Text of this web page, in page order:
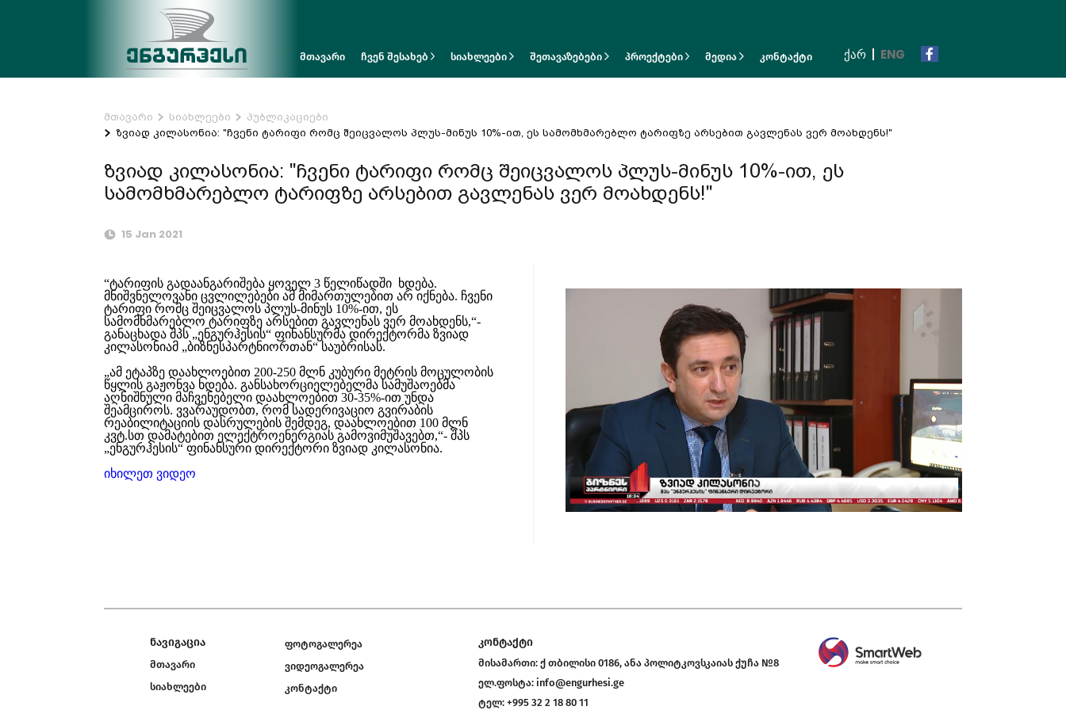
მთავარი ჩვენ შესახებ სიახლეები შეთავაზებები პროექტები მედია კონტაქტი ᲥᲐᲠ ENG
მთავარი სიახლეები
პუბლიკაციები
ზვიად კილასონია: "ჩვენი ტარიფი რომც შეიცვალოს პლუს-მინუს 10%-ით, ეს სამომხმარებლო ტარიფზე არსებით გავლენას ვერ მოახდენს!"
ზვიად კილასონია: "ჩვენი ტარიფი რომც შეიცვალოს პლუს-მინუს 10%-ით, ეს
სამომხმარებლო ტარიფზე არსებით გავლენას ვერ მოახდენს!"
15 Jan 2021
“ტარიფის გადაანგარიშება ყოველ 3 წელიწადში ხდება.
მნიშვნელოვანი ცვლილებები ამ მიმართულებით არ იქნება. ჩვენი
ტარიფი რომც შეიცვალოს პლუს-მინუს 10%-ით, ეს
სამომხმარებლო ტარიფზე არსებით გავლენას ვერ მოახდენს,“-
განაცხადა შპს „ენგურჰესის“ ფინანსურმა დირექტორმა ზვიად
კილასონიამ „ბიზნესპარტნიორთან“ საუბრისას.
„ამ ეტაპზე დაახლოებით 200-250 მლნ კუბური მეტრის მოცულობის
წყლის გაჟონვა ხდება. განსახორციელებელმა სამუშაოებმა
აღნიშნული მაჩვენებელი დაახლოებით 30-35%-ით უნდა
შეამციროს. ვვარაუდობთ, რომ სადერივაციო გვირაბის
რეაბილიტაციის დასრულების შემდეგ, დაახლოებით 100 მლნ
კვტ.სთ დამატებით ელექტროენერგიას გამოვიმუშავებთ,“- შპს
„ენგურჰესის“ ფინანსური დირექტორი ზვიად კილასონია.
იხილეთ ვიდეო
ნავიგაცია
მთავარი
სიახლეები
ფოტოგალერეა
ვიდეოგალერეა
კონტაქტი
კონტაქტი
მისამართი: ქ თბილისი 0186, ანა პოლიტკოვსკაიას ქუჩა №8
ელ.ფოსტა: info@engurhesi.ge
ტელ: +995 32 2 18 80 11